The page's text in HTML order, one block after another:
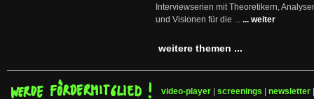
Interviewserien mit Theoretikern,
und Visionen für die ... ... weiter
weitere themen ...
video-player screenings newsletter